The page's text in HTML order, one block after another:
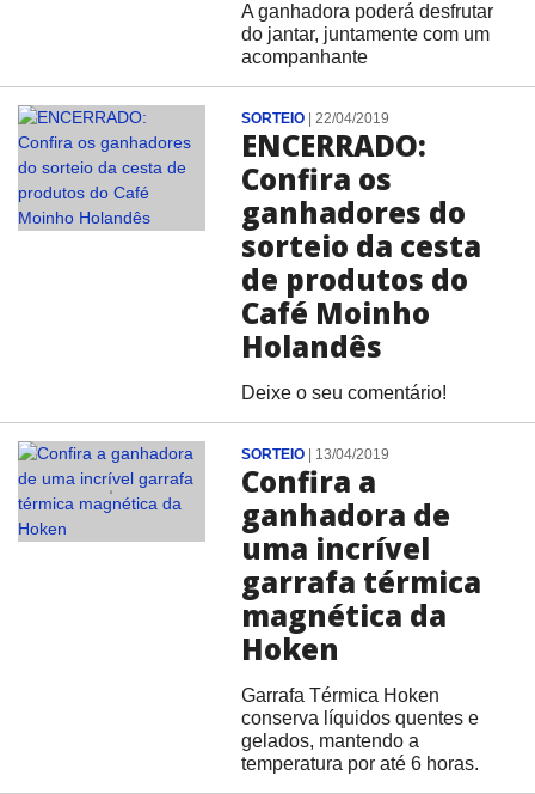
A ganhadora poderá desfrutar
do jantar, juntamente com um
acompanhante
SORTEIO| 22/04/2019
ENCERRADO:
Confira os
ganhadores do
sorteio da cesta
de produtos do
Café Moinho
Holandês
Deixe o seu comentário!
SORTEIO| 13/04/2019
Confira a
ganhadora de
uma incrível
garrafa térmica
magnética da
Hoken
Garrafa Térmica Hoken
conserva líquidos quentes e
gelados, mantendo a
temperatura por até 6 horas.